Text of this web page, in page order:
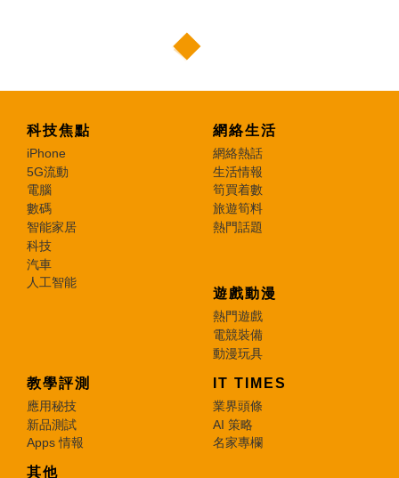
科技焦點
iPhone
5G流動
電腦
數碼
智能家居
科技
汽車
人工智能
網絡生活
網絡熱話
生活情報
筍買着數
旅遊筍料
熱門話題
遊戲動漫
熱門遊戲
電競裝備
動漫玩具
教學評測
應用秘技
新品測試
Apps 情報
IT TIMES
業界頭條
AI 策略
名家專欄
其他